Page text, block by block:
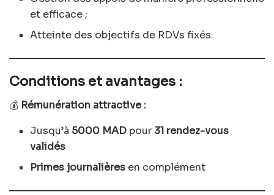
et efficace ;
Atteinte des objectifs de RDVs fixés.
Conditions et avantages :
💰 Rémunération attractive :
Jusqu’à 5000 MAD pour 31 rendez-vous
validés
Primes journalières en complément